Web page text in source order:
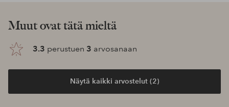
Muut ovat tätä mieltä
3.3 perustuen 3 arvosanaan
Näytä kaikki arvostelut (2)